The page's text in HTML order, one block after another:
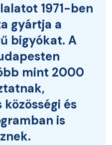
1971-ben
gyártja a
bigyókat. A
mint 2000
és
is